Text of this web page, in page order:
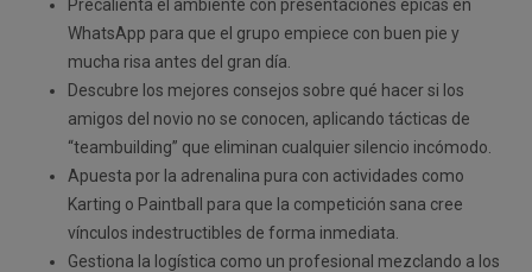
Precalienta el ambiente con presentaciones épicas en
WhatsApp para que el grupo empiece con buen pie y
mucha risa antes del gran día.
Descubre los mejores consejos sobre qué hacer si los
amigos del novio no se conocen, aplicando tácticas de
“teambuilding” que eliminan cualquier silencio incómodo.
Apuesta por la adrenalina pura con actividades como
Karting o Paintball para que la competición sana cree
vínculos indestructibles de forma inmediata.
Gestiona la logística como un profesional mezclando a los